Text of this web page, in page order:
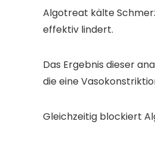
Algotreat kälte
effektiv lindert.
Das Ergebnis dieser
die eine
Gleichzeitig blockiert